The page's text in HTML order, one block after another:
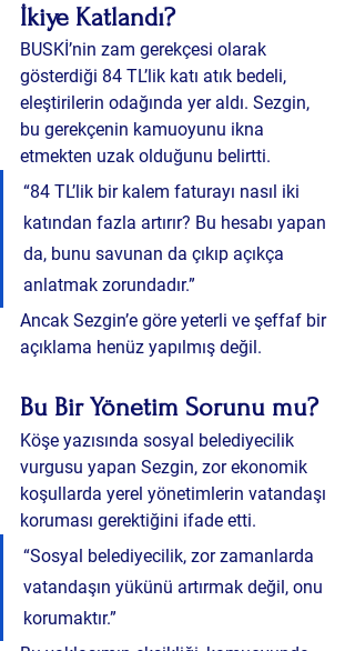
İkiye Katlandı?
BUSKİ’nin zam gerekçesi olarak
gösterdiği 84 TL’lik katı atık bedeli,
eleştirilerin odağında yer aldı. Sezgin,
bu gerekçenin kamuoyunu ikna
etmekten uzak olduğunu belirtti.
“84 TL’lik bir kalem faturayı nasıl iki
katından fazla artırır? Bu hesabı yapan
da, bunu savunan da çıkıp açıkça
anlatmak zorundadır.”
Ancak Sezgin’e göre yeterli ve şeffaf bir
açıklama henüz yapılmış değil.
Bu Bir Yönetim Sorunu mu?
Köşe yazısında sosyal belediyecilik
vurgusu yapan Sezgin, zor ekonomik
koşullarda yerel yönetimlerin vatandaşı
koruması gerektiğini ifade etti.
“Sosyal belediyecilik, zor zamanlarda
vatandaşın yükünü artırmak değil, onu
korumaktır.”